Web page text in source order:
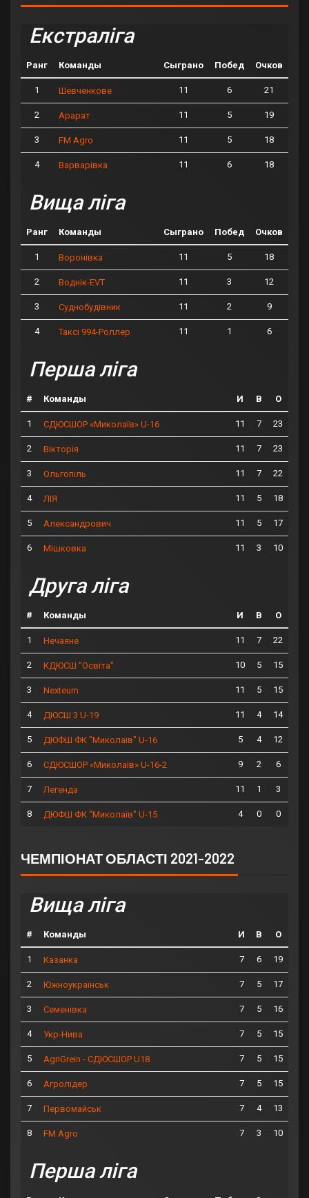
Екстраліга
Ранг Команды Сыграно Побед Очков
1 Шевченкове 11 6 21
2 Арарат 11 5 19
3 FM Agro 11 5 18
4 Варварівка 11 6 18
Вища ліга
Ранг Команды Сыграно Побед Очков
1 Воронівка 11 5 18
2 Воднік-EVT 11 3 12
3 Суднобудівник 11 2 9
4 Таксі 994-Роллер 11 1 6
Перша ліга
# Команды И В О
1 СДЮСШОР «Миколаїв» U-16 11 7 23
2 Вікторія 11 7 23
3 Ольгопіль 11 7 22
4 ЛІЯ 11 5 18
5 Александрович 11 5 17
6 Мішковка 11 3 10
Друга ліга
# Команды И В О
1 Нечаяне 11 7 22
2 КДЮСШ "Освіта" 10 5 15
3 Nexteum 11 5 15
4 ДЮСШ 3 U-19 11 4 14
5 ДЮФШ ФК "Миколаїв" U-16 5 4 12
6 СДЮСШОР «Миколаїв» U-16-2 9 2 6
7 Легенда 11 1 3
8 ДЮФШ ФК "Миколаїв" U-15 4 0 0
ЧЕМПІОНАТ ОБЛАСТІ 2021-2022
Вища ліга
# Команды И В О
1 Казанка 7 6 19
2 Южноукраїнськ 7 5 17
3 Семенівка 7 5 16
4 Укр-Нива 7 5 15
5 AgriGrein - СДЮСШОР U18 7 5 15
6 Агролідер 7 5 15
7 Первомайськ 7 4 13
8 FM Agro 7 3 10
Перша ліга